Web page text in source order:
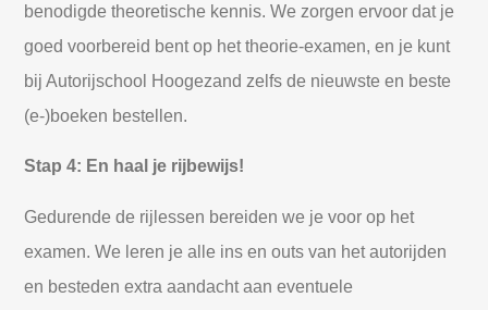
benodigde theoretische kennis. We zorgen ervoor dat je
goed voorbereid bent op het theorie-examen, en je kunt
bij Autorijschool Hoogezand zelfs de nieuwste en beste
(e-)boeken bestellen.
Stap 4: En haal je rijbewijs!
Gedurende de rijlessen bereiden we je voor op het
examen. We leren je alle ins en outs van het autorijden
en besteden extra aandacht aan eventuele